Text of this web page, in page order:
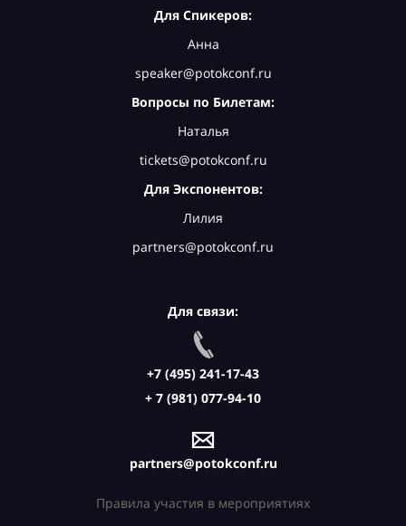
Для Спикеров:
Анна
speaker@potokconf.ru
Вопросы по Билетам:
Наталья
tickets@potokconf.ru
Для Экспонентов:
Лилия
partners@potokconf.ru
Для связи:
+7 (495) 241-17-43
+ 7 (981) 077-94-10
partners@potokconf.ru
Правила участия в мероприятиях